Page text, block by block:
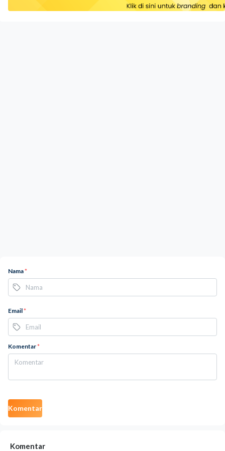
Nama*
Email*
Komentar*
Komentar
Komentar